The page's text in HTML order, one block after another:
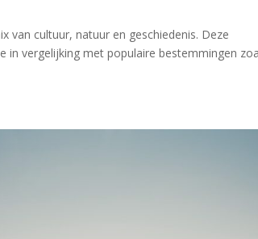
van cultuur, natuur en geschiedenis. Deze
in vergelijking met populaire bestemmingen